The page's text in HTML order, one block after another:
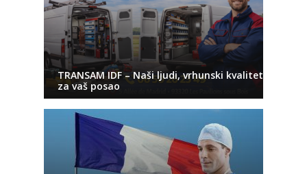
TRANSAM IDF – Naši ljudi, vrhunski kvalitet
za vaš posao